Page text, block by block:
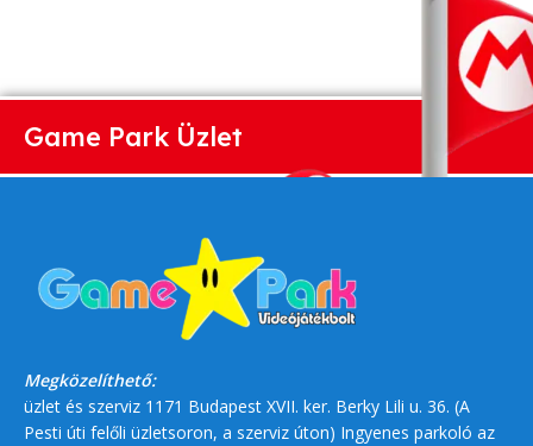
Game Park Üzlet
Megközelíthető:
üzlet és szerviz 1171 Budapest XVII. ker. Berky Lili u. 36. (A
Pesti úti felőli üzletsoron, a szerviz úton) Ingyenes parkoló az